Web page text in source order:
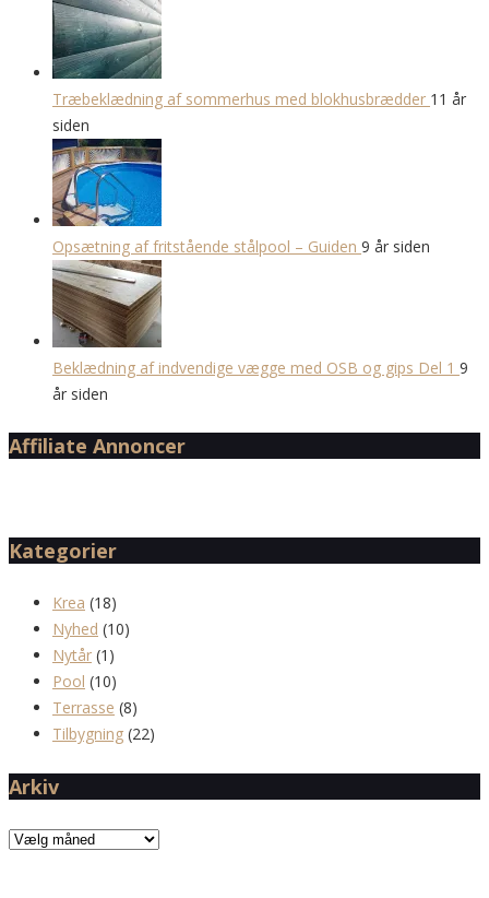
Træbeklædning af sommerhus med blokhusbrædder 11 år
siden
Opsætning af fritstående stålpool – Guiden 9 år siden
Beklædning af indvendige vægge med OSB og gips Del 1 9
år siden
Affiliate Annoncer
Kategorier
Krea (18)
Nyhed (10)
Nytår (1)
Pool (10)
Terrasse (8)
Tilbygning (22)
Arkiv
Arkiv